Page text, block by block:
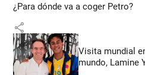
¿Para dónde va a coger Petro?
share
Visita mundial
mundo, Lamine